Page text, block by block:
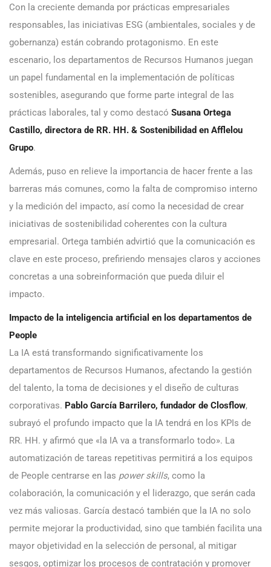
Con la creciente demanda por prácticas empresariales
responsables, las iniciativas ESG (ambientales, sociales y de
gobernanza) están cobrando protagonismo. En este
escenario, los departamentos de Recursos Humanos juegan
un papel fundamental en la implementación de políticas
sostenibles, asegurando que forme parte integral de las
prácticas laborales, tal y como destacó Susana Ortega
Castillo, directora de RR. HH. & Sostenibilidad en Afflelou
Grupo.
Además, puso en relieve la importancia de hacer frente a las
barreras más comunes, como la falta de compromiso interno
y la medición del impacto, así como la necesidad de crear
iniciativas de sostenibilidad coherentes con la cultura
empresarial. Ortega también advirtió que la comunicación es
clave en este proceso, prefiriendo mensajes claros y acciones
concretas a una sobreinformación que pueda diluir el
impacto.
Impacto de la inteligencia artificial en los departamentos de
People
La IA está transformando significativamente los
departamentos de Recursos Humanos, afectando la gestión
del talento, la toma de decisiones y el diseño de culturas
corporativas. Pablo García Barrilero, fundador de Closflow,
subrayó el profundo impacto que la IA tendrá en los KPIs de
RR. HH. y afirmó que «la IA va a transformarlo todo». La
automatización de tareas repetitivas permitirá a los equipos
de People centrarse en las power skills, como la
colaboración, la comunicación y el liderazgo, que serán cada
vez más valiosas. García destacó también que la IA no solo
permite mejorar la productividad, sino que también facilita una
mayor objetividad en la selección de personal, al mitigar
sesgos, optimizar los procesos de contratación y promover